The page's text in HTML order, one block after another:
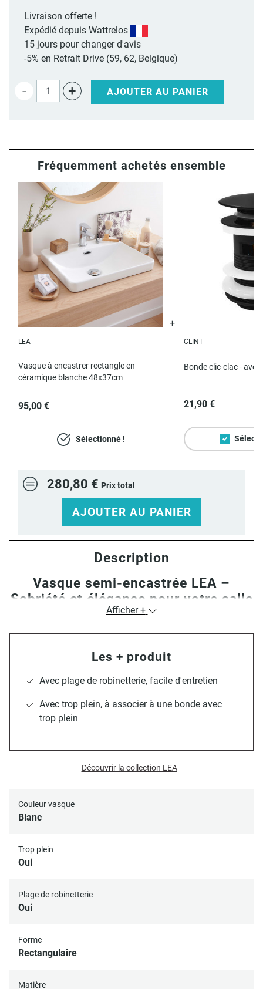
Livraison offerte !
Expédié depuis Wattrelos
15 jours pour changer d'avis
-5% en Retrait Drive (59, 62, Belgique)
- + AJOUTER AU PANIER
Fréquemment achetés ensemble
LEA
Vasque à encastrer rectangle en
céramique blanche 48x37cm
95,00 €
Sélectionné !
CLINT
Bonde clic-clac -
21,90 €
280,80 € Prix total
AJOUTER AU PANIER
Description
Vasque semi-encastrée LEA –
Sobriété et élégance pour votre salle
de bain
Alliez modernité et praticité avec lavasque semi-encastrée
une touche lumineuse et raffinée à votre salle de bain. Son
design épuré s’intègre parfaitement à tout type de plan de
à entretenir, elle est conçue pour durer et offrir un confort
optimal au quotidien.
Afficher +
Couleur vasque
Blanc
Trop plein
Oui
Plage de robinetterie
Oui
Forme
Rectangulaire
Matière
Les + produit
Avec plage de robinetterie, facile d'entretien
Avec trop plein, à associer à une bonde avec
trop plein
Découvrir la collection LEA